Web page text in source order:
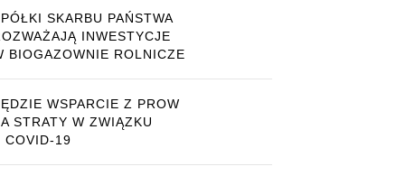
SKARBU PAŃSTWA
INWESTYCJE
BIOGAZOWNIE ROLNICZE
WSPARCIE Z PROW
STRATY W ZWIĄZKU
COVID-19